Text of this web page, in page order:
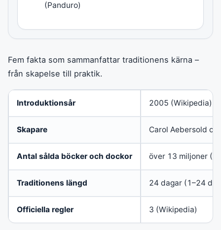
(Panduro)
Fem fakta som sammanfattar traditionens kärna –
från skapelse till praktik.
Introduktionsår 2005 (Wikipedia)
Skapare Carol Aebersold
Antal sålda böcker och dockor över 13 miljoner
Traditionens längd 24 dagar (1–24
Officiella regler 3 (Wikipedia)